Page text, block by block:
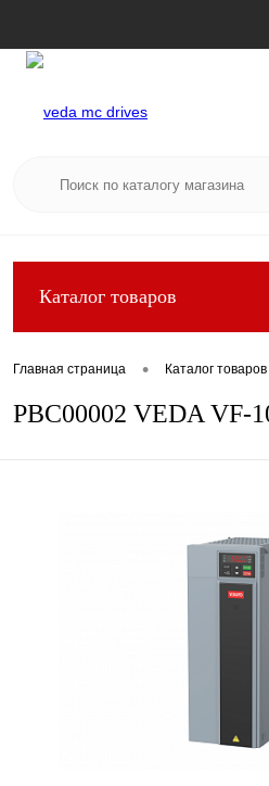
Каталог товаров
Главная страница • Каталог товаров
PBC00002 VEDA VF-